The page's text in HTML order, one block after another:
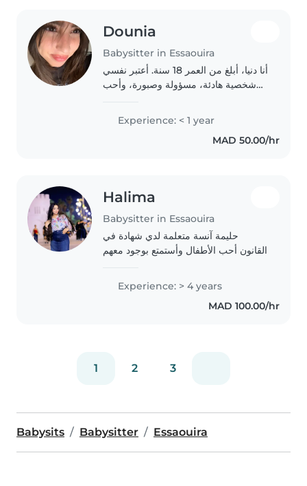
Dounia
Babysitter in Essaouira
أنا دنيا، أبلغ من العمر 18 سنة. أعتبر نفسي
شخصية هادئة، مسؤولة وصبورة، وأحب
دائمًا على توفير جو مريح وآمن لهم،
Experience: < 1 year
MAD 50.00/hr
Halima
Babysitter in Essaouira
حليمة آنسة متعلمة لدي شهادة في
القانون أحب الأطفال وأستمتع بوجود معهم
Experience: > 4 years
MAD 100.00/hr
1 2 3
Babysits Babysitter Essaouira